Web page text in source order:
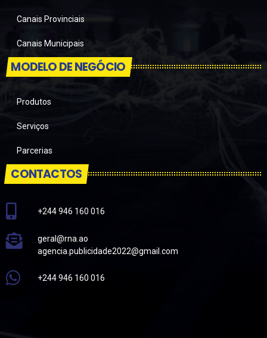
Canais Provinciais
Canais Municipais
MODELO DE NEGÓCIO
Produtos
Serviços
Parcerias
CONTACTOS
+244 946 160 016
geral@rna.ao
agencia.publicidade2022@gmail.com
+244 946 160 016